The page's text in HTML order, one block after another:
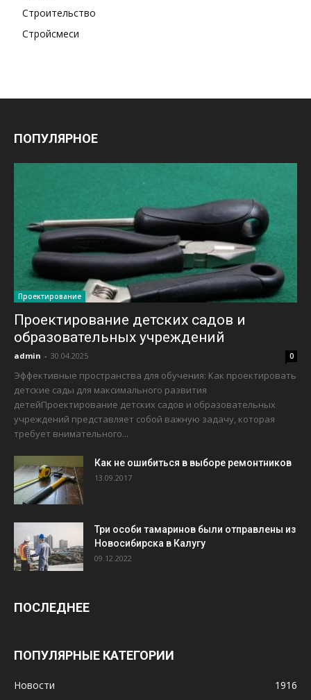
Строительство
Стройсмеси
ПОПУЛЯРНОЕ
Проектирование
Проектирование детских садов и
образовательных учреждений
admin - 30.04.2025 0
Эффективные пространства для обучения: Как проектировать
детские сады для максимального развития
детейПроектирование детских садов и образовательных
учреждений представляет собой важную задачу, которая
требует внимательного...
Как не ошибиться в выборе ремонтников
13.09.2017
Три особи тамаринов были отправлены из
Новосибирска в Калугу
09.12.2022
ПОСЛЕДНЕЕ
ПОПУЛЯРНЫЕ КАТЕГОРИИ
Новости
1916